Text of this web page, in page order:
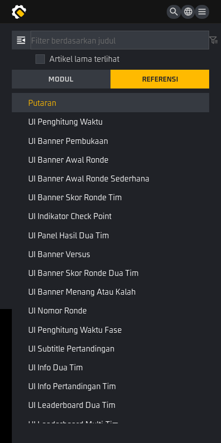
Artikel lama terlihat
MODUL REFERENSI
UI Bawaan
UI Kustom
Putaran
UI Penghitung Waktu
UI Banner Pembukaan
UI Banner Awal Ronde
UI Banner Awal Ronde Sederhana
UI Banner Skor Ronde Tim
UI Indikator Check Point
UI Panel Hasil Dua Tim
UI Banner Versus
UI Banner Skor Ronde Dua Tim
UI Banner Menang Atau Kalah
UI Nomor Ronde
UI Penghitung Waktu Fase
UI Subtitle Pertandingan
UI Info Dua Tim
UI Info Pertandingan Tim
UI Leaderboard Dua Tim
UI Leaderboard Multi-Tim
Referensi / Tipe
Putaran
Workflow
Menggabungkan: Entitas
Giliran dalam permainan, sering kali permainan kecil dengan
beberapa fase.
Halaman Sebelumnya
Kebijakan Privasi
Syarat & Ketentuan
Hak Cipta © Garena Online. Merek adalah milik
masing-masing pemiliknya. Hak cipta dilindungi